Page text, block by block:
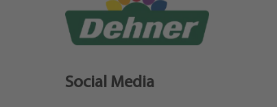
Social Media